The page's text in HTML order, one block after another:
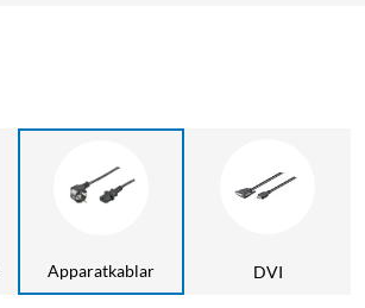
Apparatkablar DVI